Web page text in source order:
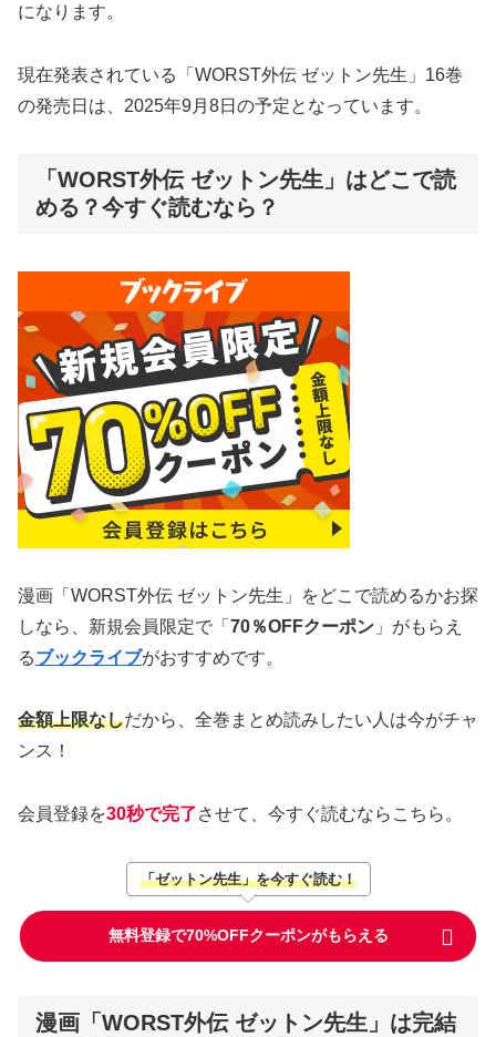
になります。
現在発表されている「WORST外伝 ゼットン先生」16巻
の発売日は、2025年9月8日の予定となっています。
「WORST外伝 ゼットン先生」はどこで読
める？今すぐ読むなら？
漫画「WORST外伝 ゼットン先生」をどこで読めるかお探
しなら、新規会員限定で「 70％OFFクーポン 」がもらえ
るブックライブがおすすめです。
金額上限なしだから、全巻まとめ読みしたい人は今がチャ
ンス！
会員登録を30秒で完了させて、今すぐ読むならこちら。
「ゼットン先生」を今すぐ読む！
無料登録で70%OFFクーポンがもらえる
漫画「WORST外伝 ゼットン先生」は完結